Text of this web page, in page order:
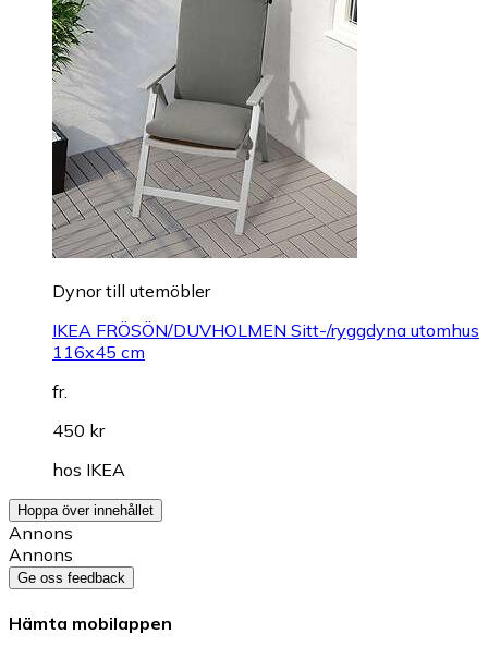
Dynor till utemöbler
IKEA FRÖSÖN/DUVHOLMEN Sitt-/ryggdyna utomhus
116x45 cm
fr.
450 kr
hos IKEA
Hoppa över innehållet
Annons
Annons
Ge oss feedback
Hämta mobilappen